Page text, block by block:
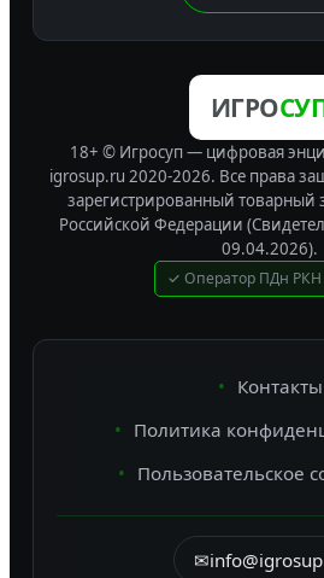
ИГРО
18+ © Игросуп — цифровая
igrosup.ru 2020-2026. Все права
зарегистрированный товарный
Российской Федерации
09.04.2026).
✓ Оператор ПДн РКН
Контакты
Политика
Пользовательское
✉